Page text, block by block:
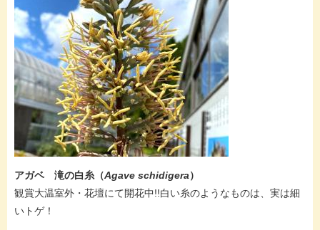
アガベ 滝の白糸（Agave schidigera）
観賞大温室外・花壇にて開花中!!白い糸のようなものは、実は細
いトゲ！